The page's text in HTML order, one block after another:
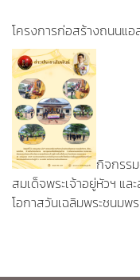
โครงการก่อสร้างถนนแ
กิจกรร
สมเด็จพระเจ้าอยู่หัวฯ แ
โอกาสวันเฉลิมพระชนม